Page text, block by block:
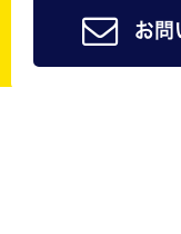
お問